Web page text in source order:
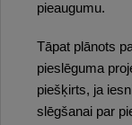
pieaugumu.
Tāpat plānots
pieslēguma
piešķirts, ja
slēgšanai par